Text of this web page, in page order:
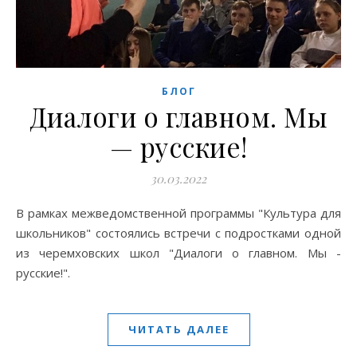
БЛОГ
Диалоги о главном. Мы
— русские!
30.03.2022
В рамках межведомственной программы "Культура для
школьников" состоялись встречи с подростками одной
из черемховских школ "Диалоги о главном. Мы -
русские!".
ЧИТАТЬ ДАЛЕЕ